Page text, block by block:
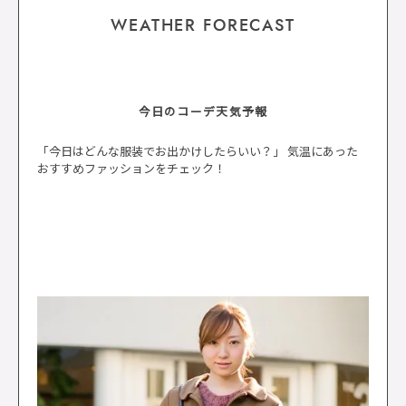
WEATHER FORECAST
今日のコーデ天気予報
「今日はどんな服装でお出かけしたらいい？」 気温にあった
おすすめファッションをチェック！